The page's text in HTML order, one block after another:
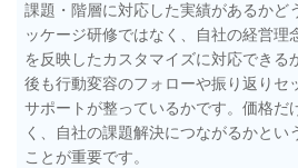
課題・階層に対応した実績があるかど
ッケージ研修ではなく、自社の経営理
を反映したカスタマイズに対応できる
後も行動変容のフォローや振り返りセ
サポートが整っているかです。価格だ
く、自社の課題解決につながるかとい
ことが重要です。